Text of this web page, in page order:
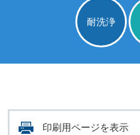
耐洗浄
印刷用ページを表示